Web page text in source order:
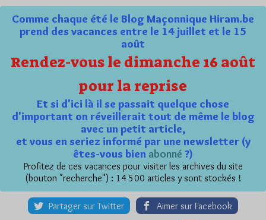
Comme chaque été le Blog Maçonnique Hiram.be
prend des vacances entre le 14 juillet et le 15
août
Rendez-vous le dimanche 16 août
pour la reprise
Et si d'ici là il se passait quelque chose
d'important on réveillerait tout de même le blog
avec un petit article,
et vous en seriez informé par une newsletter (y
êtes-vous bien abonné ?)
Profitez de ces vacances pour visiter les archives du site
(bouton "recherche") : 14 500 articles y sont stockés !
Partager sur Twitter Aimer sur Facebook